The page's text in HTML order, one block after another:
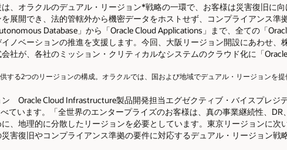
、オラクルのデュアル・リージョン*戦略の一環で、お客様は災害復旧に
展開でき、法的管轄外から機密データをホストせず、コンプライアンス準
Database」から「Oracle Cloud Applications」まで、全ての「
ノベーションの推進を支援します。今回、大阪リージョン開設にあわせ、
社が、各社のミッション・クリティカルなシステムのクラウド化に「
する2つのリージョンの構成。オラクルでは、国および地域でデュアル・リージョンを提
Oracle Cloud Infrastructure製品開発担当エグゼクティブ・バイスプレジ
ています。「全世界のエンタープライズのお客様は、真の事業継続性、DR
、地理的に分散したリージョンを必要としています。東京リージョンに次
害復旧やコンプライアンス準拠の要件に対応するデュアル・リージョン戦